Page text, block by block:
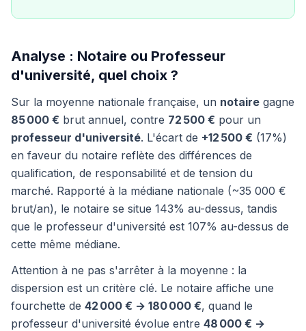
Analyse : Notaire ou Professeur
d'université, quel choix ?
Sur la moyenne nationale française, un notaire gagne
85 000 € brut annuel, contre 72 500 € pour un
professeur d'université. L'écart de +12 500 € (17%)
en faveur du notaire reflète des différences de
qualification, de responsabilité et de tension du
marché. Rapporté à la médiane nationale (~35 000 €
brut/an), le notaire se situe 143% au-dessus, tandis
que le professeur d'université est 107% au-dessus de
cette même médiane.
Attention à ne pas s'arrêter à la moyenne : la
dispersion est un critère clé. Le notaire affiche une
fourchette de 42 000 € → 180 000 €, quand le
professeur d'université évolue entre 48 000 € →